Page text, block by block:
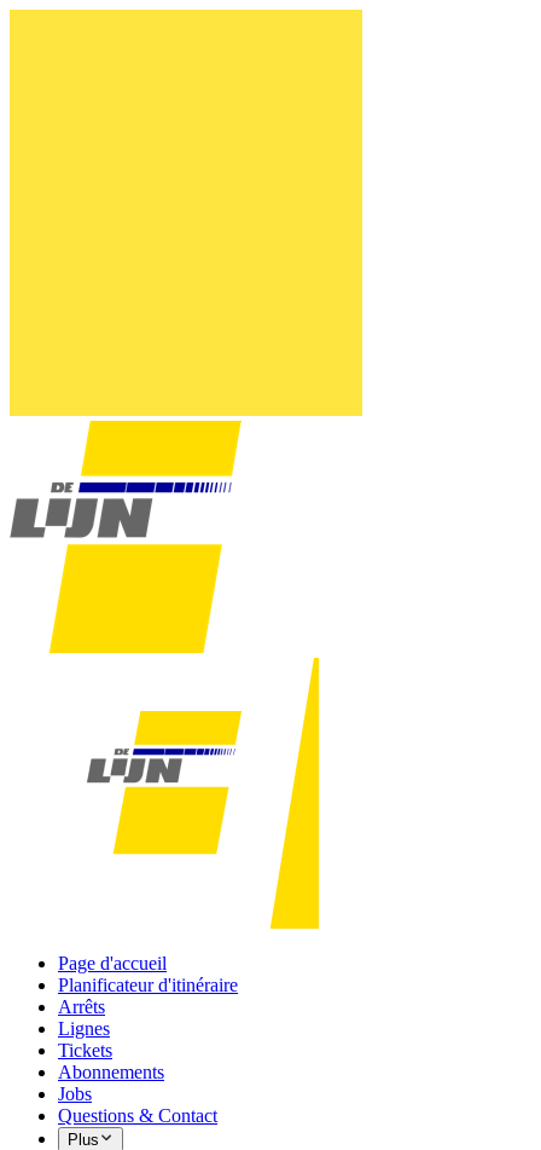
Page d'accueil
Planificateur d'itinéraire
Arrêts
Lignes
Tickets
Abonnements
Jobs
Questions & Contact
Plus